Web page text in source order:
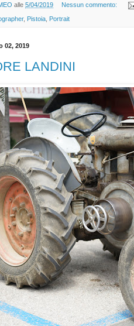
alle 5/04/2019 Nessun commento:
, Pistoia Portrait
02, 2019
LANDINI